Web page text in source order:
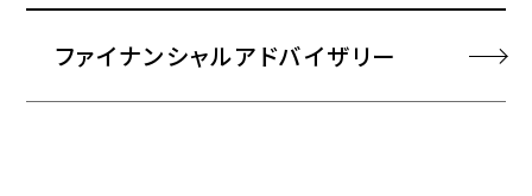
ファイナンシャルアドバイザリー